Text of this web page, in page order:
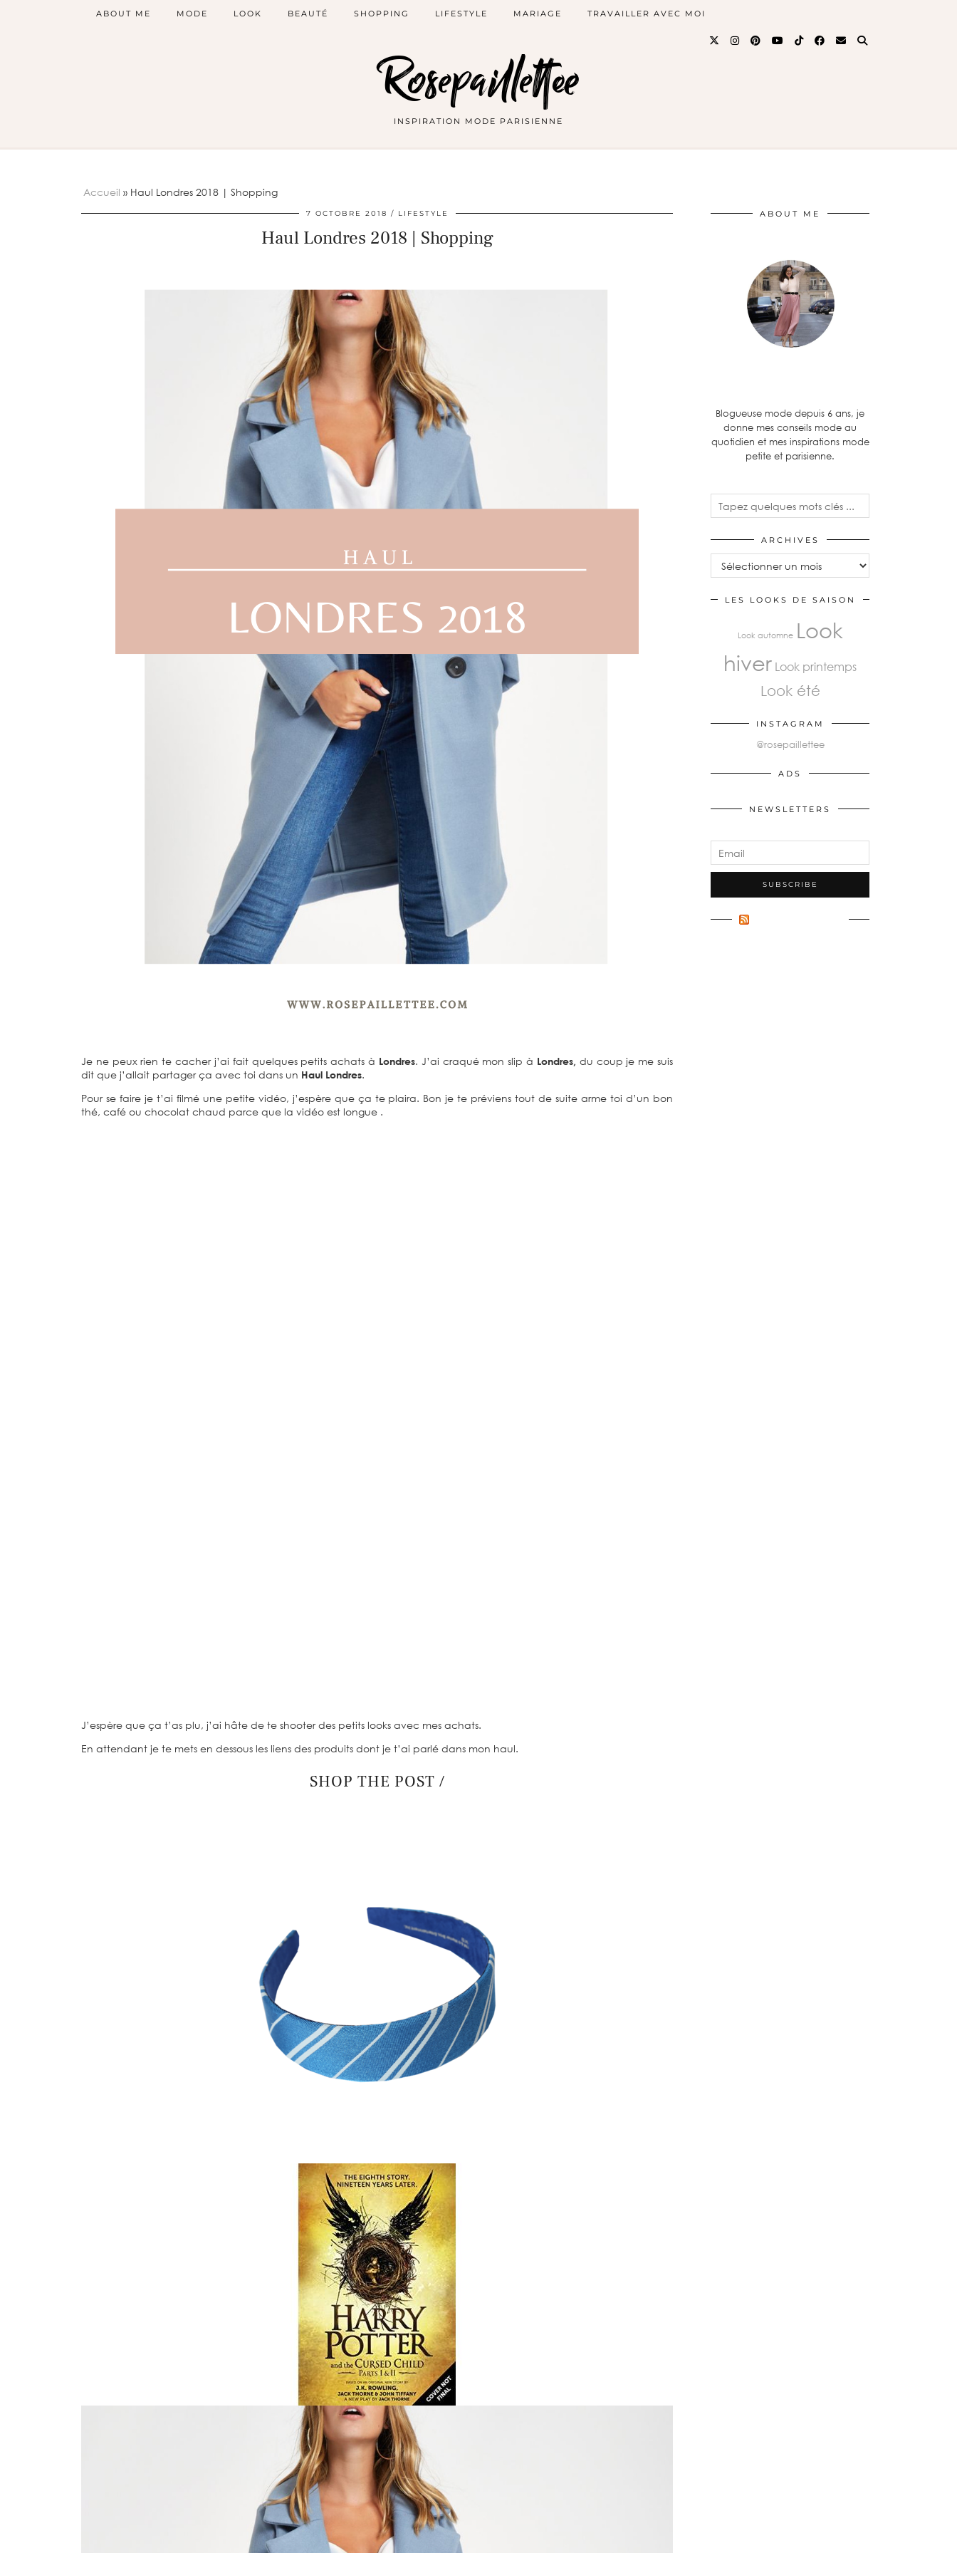
Rosepaillettee
INSPIRATION MODE PARISIENNE
ABOUT ME MODE LOOK BEAUTÉ SHOPPING LIFESTYLE MARIAGE TRAVAILLER AVEC MOI
Accueil » Haul Londres 2018 | Shopping
7 OCTOBRE 2018 LIFESTYLE
Haul Londres 2018 | Shopping
Je ne peux rien te cacher j’ai fait quelques petits achats à Londres. J’ai craqué mon slip à Londres, du coup je me suis
dit que j’allait partager ça avec toi dans un Haul Londres.
Pour se faire je t’ai filmé une petite vidéo, j’espère que ça te plaira. Bon je te préviens tout de suite arme toi d’un bon
thé, café ou chocolat chaud parce que la vidéo est longue .
J’espère que ça t’as plu, j’ai hâte de te shooter des petits looks avec mes achats.
En attendant je te mets en dessous les liens des produits dont je t’ai parlé dans mon haul.
SHOP THE POST /
ABOUT ME
Blogueuse mode depuis 6 ans, je
donne mes conseils mode au
quotidien et mes inspirations mode
petite et parisienne.
ARCHIVES
LES LOOKS DE SAISON
Look automne Look
hiver Look printemps
Look été
INSTAGRAM
@rosepaillettee
ADS
NEWSLETTERS